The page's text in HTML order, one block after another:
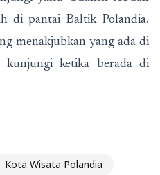
di pantai Baltik Polandia.
menakjubkan yang ada di
kunjungi ketika berada di
Kota Wisata Polandia